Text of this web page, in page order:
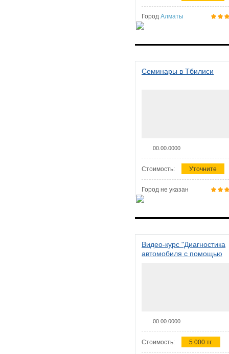
Город Алматы
Семинары в Тбилиси
00.00.0000
Стоимость: Уточните
Город не указан
Видео-курс "Диагностика
автомобиля с помощью
00.00.0000
Стоимость: 5 000 тг.